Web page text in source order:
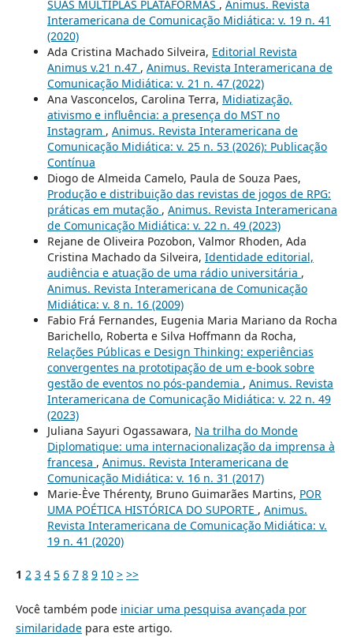
SUAS MÚLTIPLAS PLATAFORMAS , Animus. Revista
Interamericana de Comunicação Midiática: v. 19 n. 41
(2020)
Ada Cristina Machado Silveira, Editorial Revista
Animus v.21 n.47 , Animus. Revista Interamericana de
Comunicação Midiática: v. 21 n. 47 (2022)
Ana Vasconcelos, Carolina Terra, Midiatização,
ativismo e influência: a presença do MST no
Instagram , Animus. Revista Interamericana de
Comunicação Midiática: v. 25 n. 53 (2026): Publicação
Contínua
Diogo de Almeida Camelo, Paula de Souza Paes,
Produção e distribuição das revistas de jogos de RPG:
práticas em mutação , Animus. Revista Interamericana
de Comunicação Midiática: v. 22 n. 49 (2023)
Rejane de Oliveira Pozobon, Valmor Rhoden, Ada
Cristina Machado da Silveira, Identidade editorial,
audiência e atuação de uma rádio universitária ,
Animus. Revista Interamericana de Comunicação
Midiática: v. 8 n. 16 (2009)
Fabio Frá Fernandes, Eugenia Maria Mariano da Rocha
Barichello, Roberta e Silva Hoffmann da Rocha,
Relações Públicas e Design Thinking: experiências
convergentes na prototipação de um e-book sobre
gestão de eventos no pós-pandemia , Animus. Revista
Interamericana de Comunicação Midiática: v. 22 n. 49
(2023)
Juliana Sayuri Ogassawara, Na trilha do Monde
Diplomatique: uma internacionalização da imprensa à
francesa , Animus. Revista Interamericana de
Comunicação Midiática: v. 16 n. 31 (2017)
Marie-Ève Thérenty, Bruno Guimarães Martins, POR
UMA POÉTICA HISTÓRICA DO SUPORTE , Animus.
Revista Interamericana de Comunicação Midiática: v.
19 n. 41 (2020)
1 2 3 4 5 6 7 8 9 10 > >>
Você também pode iniciar uma pesquisa avançada por
similaridadepara este artigo.